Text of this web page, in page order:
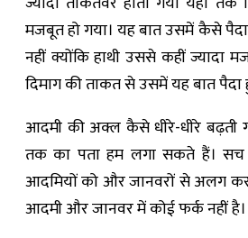
मजबूत हो गया। यह बात उसमें कैसे
नहीं क्योंकि हाथी उससे कहीं ज्यादा
दिमाग की ताकत से उसमें यह बात पैदा
आदमी की अक्ल कैसे धीरे-धीरे
तक का पता हम लगा सकते हैं। सच
आदमियों को और जानवरों से अलग
आदमी और जानवर में कोई फर्क नहीं है।